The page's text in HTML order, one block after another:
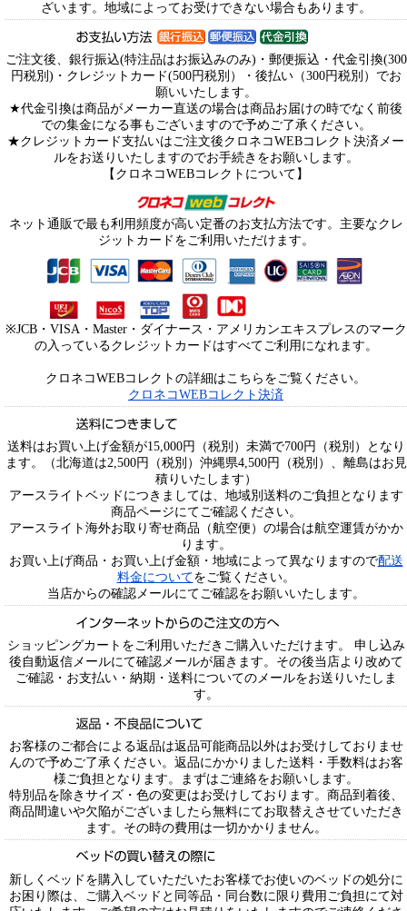
ざいます。地域によってお受けできない場合もあります。
ご注文後、銀行振込(特注品はお振込みのみ)・郵便振込・代金引換(300
円税別)・クレジットカード(500円税別）・後払い（300円税別）でお
願いいたします。
★代金引換は商品がメーカー直送の場合は商品お届けの時でなく前後
での集金になる事もございますので予めご了承ください。
★クレジットカード支払いはご注文後クロネコWEBコレクト決済メー
ルをお送りいたしますのでお手続きをお願いします。
【クロネコWEBコレクトについて】
ネット通販で最も利用頻度が高い定番のお支払方法です。主要なクレ
ジットカードをご利用いただけます。
※JCB・VISA・Master・ダイナース・アメリカンエキスプレスのマーク
の入っているクレジットカードはすべてご利用になれます。
クロネコWEBコレクトの詳細はこちらをご覧ください。
クロネコWEBコレクト決済
送料はお買い上げ金額が15,000円（税別）未満で700円（税別）となり
ます。（北海道は2,500円（税別）沖縄県4,500円（税別）、離島はお見
積りいたします）
アースライトベッドにつきましては、地域別送料のご負担となります
商品ページにてご確認ください。
アースライト海外お取り寄せ商品（航空便）の場合は航空運賃がかか
ります。
お買い上げ商品・お買い上げ金額・地域によって異なりますので配送
料金についてをご覧ください。
当店からの確認メールにてご確認をお願いいたします。
ショッピングカートをご利用いただきご購入いただけます。 申し込み
後自動返信メールにて確認メールが届きます。その後当店より改めて
ご確認・お支払い・納期・送料についてのメールをお送りいたしま
す。
お客様のご都合による返品は返品可能商品以外はお受けしておりませ
んので予めご了承ください。返品にかかりました送料・手数料はお客
様ご負担となります。まずはご連絡をお願いします。
特別品を除きサイズ・色の変更はお受けしております。商品到着後、
商品間違いや欠陥がございましたら無料にてお取替えさせていただき
ます。その時の費用は一切かかりません。
新しくベッドを購入していただいたお客様でお使いのベッドの処分に
お困り際は、ご購入ベッドと同等品・同台数に限り費用ご負担にて対